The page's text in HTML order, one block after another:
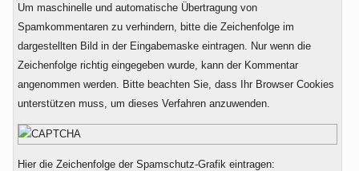
Um maschinelle und automatische Übertragung von
Spamkommentaren zu verhindern, bitte die Zeichenfolge im
dargestellten Bild in der Eingabemaske eintragen. Nur wenn die
Zeichenfolge richtig eingegeben wurde, kann der Kommentar
angenommen werden. Bitte beachten Sie, dass Ihr Browser Cookies
unterstützen muss, um dieses Verfahren anzuwenden.
Hier die Zeichenfolge der Spamschutz-Grafik eintragen: